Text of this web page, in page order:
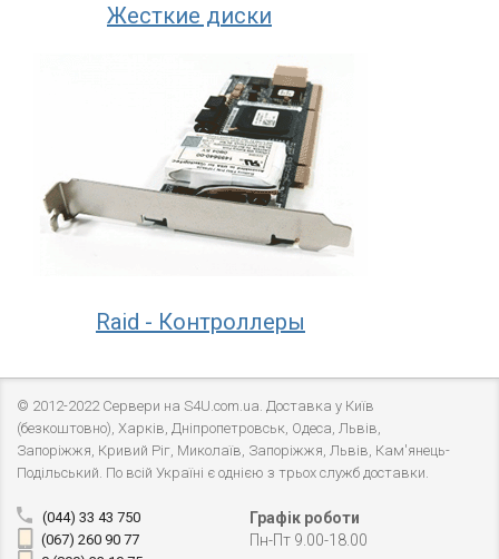
Жесткие диски
Raid - Контроллеры
© 2012-2022 Сервери на S4U.com.ua. Доставка у Київ
(безкоштовно), Харків, Дніпропетровськ, Одеса, Львів,
Запоріжжя, Кривий Ріг, Миколаїв, Запоріжжя, Львів, Кам'янець-
Подільський. По всій Україні є однією з трьох служб доставки.
(044) 33 43 750
(067) 260 90 77
Графік роботи
Пн-Пт 9.00-18.00